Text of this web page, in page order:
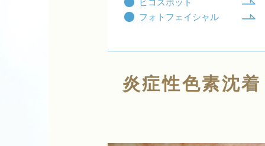
ピコスポット
フォトフェイシャル
炎症性色素沈着